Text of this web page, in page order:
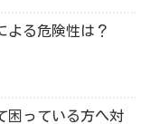
よる危険性は？
困っている方へ対